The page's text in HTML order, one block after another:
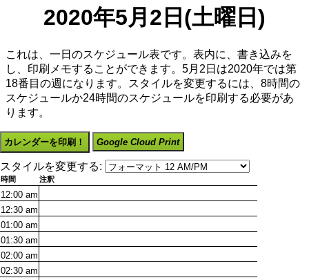
2020年5月2日(土曜日)
これは、一日のスケジュール表です。表内に、書き込みを
し、印刷メモすることができます。5月2日は2020年では第
18番目の週になります。スタイルを変更するには、8時間の
スケジュールか24時間のスケジュールを印刷する必要があ
ります。
カレンダーを印刷！ Google Cloud Print
スタイルを変更する:
時間 注釈
12:00 am
12:30 am
01:00 am
01:30 am
02:00 am
02:30 am